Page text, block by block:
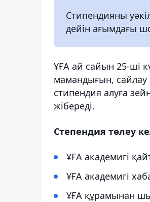
Стипендияны
дейін ағымдағы
ҰҒА ай сайын 25-ші
мамандығын,
стипендия алуға
жібереді.
Степендия төлеу
ҰҒА академигі
ҰҒА академигі
ҰҒА құрамынан